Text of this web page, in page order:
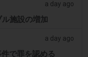
a day ago
施設の増加
a day ago
で罪を認める